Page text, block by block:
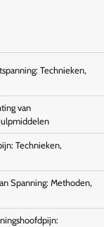
Technieken,
van
Technieken,
Spanning: Methoden,